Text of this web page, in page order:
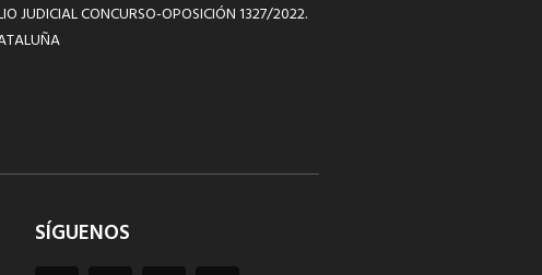
JUDICIAL CONCURSO-OPOSICIÓN 1327/2022.
SÍGUENOS